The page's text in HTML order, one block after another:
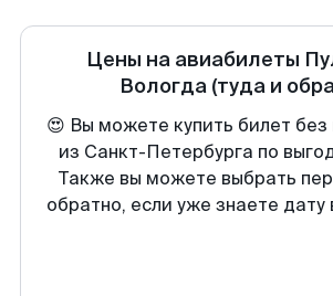
Цены на авиабилеты
Вологда (туда и
😍 Вы можете купить билет без
из Санкт-Петербурга по
Также вы можете выбрать
обратно, если уже знаете